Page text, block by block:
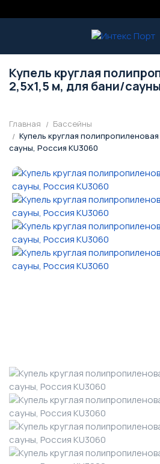
Купель круглая
2,5х1,5 м, для бани/
Главная
Бассейны
Купель круглая
сауны, Россия KU3060